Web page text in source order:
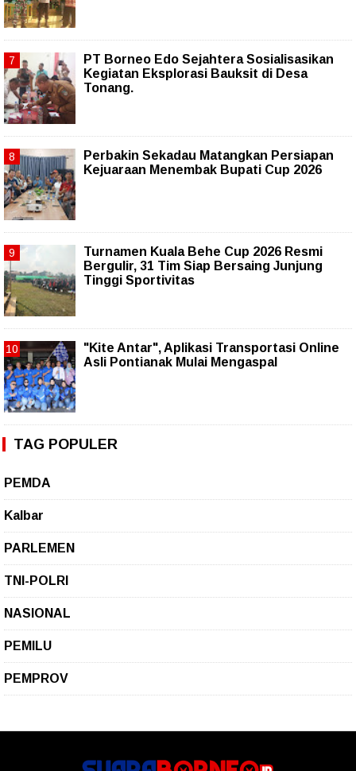
PT Borneo Edo Sejahtera Sosialisasikan
Kegiatan Eksplorasi Bauksit di Desa
Tonang.
Perbakin Sekadau Matangkan Persiapan
Kejuaraan Menembak Bupati Cup 2026
Turnamen Kuala Behe Cup 2026 Resmi
Bergulir, 31 Tim Siap Bersaing Junjung
Tinggi Sportivitas
"Kite Antar", Aplikasi Transportasi Online
Asli Pontianak Mulai Mengaspal
TAG POPULER
PEMDA
Kalbar
PARLEMEN
TNI-POLRI
NASIONAL
PEMILU
PEMPROV